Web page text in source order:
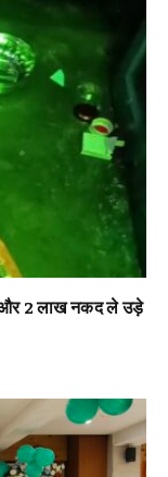
और 2 लाख नकद ले उड़े